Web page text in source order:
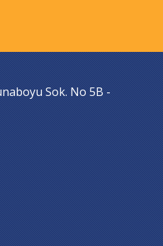
Sok. No 5B -